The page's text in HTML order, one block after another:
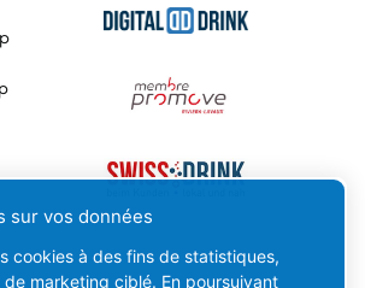
sur vos données
cookies à des fins de statistiques,
de marketing ciblé. En poursuivant